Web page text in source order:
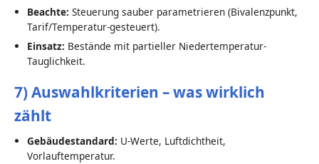
Beachte: Steuerung sauber parametrieren (Bivalenzpunkt,
Tarif/Temperatur-gesteuert).
Einsatz: Bestände mit partieller Niedertemperatur-
Tauglichkeit.
7) Auswahlkriterien – was wirklich
zählt
Gebäudestandard: U-Werte, Luftdichtheit,
Vorlauftemperatur.